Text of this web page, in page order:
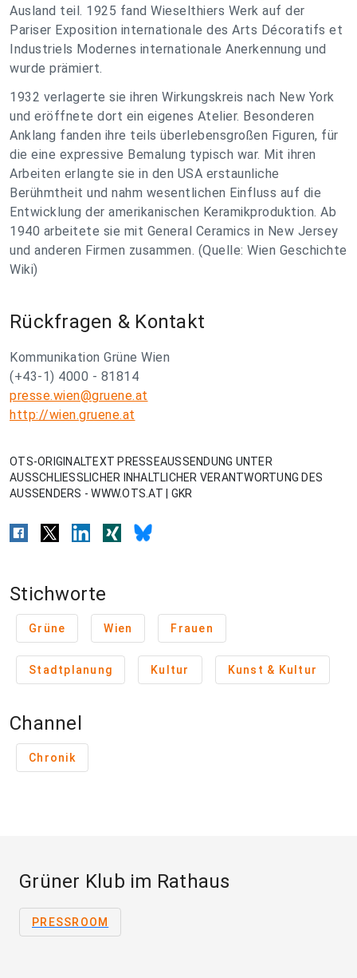
Ausland teil. 1925 fand Wieselthiers Werk auf der
Pariser Exposition internationale des Arts Décoratifs et
Industriels Modernes internationale Anerkennung und
wurde prämiert.
1932 verlagerte sie ihren Wirkungskreis nach New York
und eröffnete dort ein eigenes Atelier. Besonderen
Anklang fanden ihre teils überlebensgroßen Figuren, für
die eine expressive Bemalung typisch war. Mit ihren
Arbeiten erlangte sie in den USA erstaunliche
Berühmtheit und nahm wesentlichen Einfluss auf die
Entwicklung der amerikanischen Keramikproduktion. Ab
1940 arbeitete sie mit General Ceramics in New Jersey
und anderen Firmen zusammen. (Quelle: Wien Geschichte
Wiki)
Rückfragen & Kontakt
Kommunikation Grüne Wien
(+43-1) 4000 - 81814
presse.wien@gruene.at
http://wien.gruene.at
OTS-ORIGINALTEXT PRESSEAUSSENDUNG UNTER
AUSSCHLIESSLICHER INHALTLICHER VERANTWORTUNG DES
AUSSENDERS - WWW.OTS.AT | GKR
Stichworte
Grüne Wien Frauen
Stadtplanung Kultur Kunst & Kultur
Channel
Chronik
Grüner Klub im Rathaus
PRESSROOM